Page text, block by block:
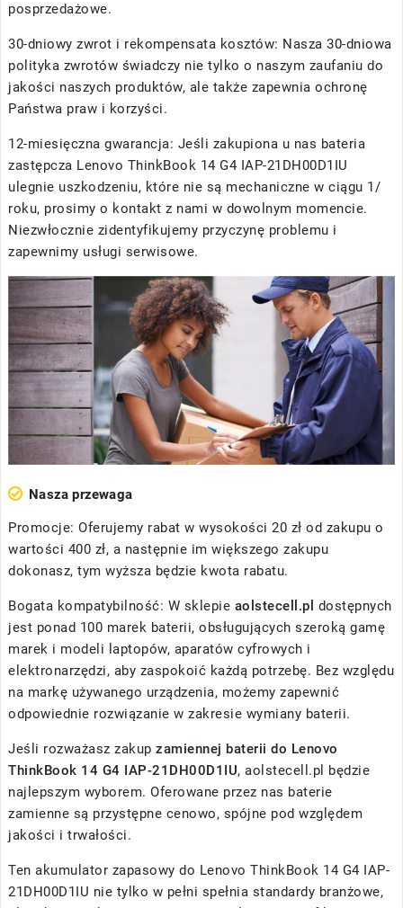
posprzedażowe.
30-dniowy zwrot i rekompensata kosztów: Nasza 30-dniowa
polityka zwrotów świadczy nie tylko o naszym zaufaniu do
jakości naszych produktów, ale także zapewnia ochronę
Państwa praw i korzyści.
12-miesięczna gwarancja: Jeśli zakupiona u nas bateria
zastępcza Lenovo ThinkBook 14 G4 IAP-21DH00D1IU
ulegnie uszkodzeniu, które nie są mechaniczne w ciągu 1/
roku, prosimy o kontakt z nami w dowolnym momencie.
Niezwłocznie zidentyfikujemy przyczynę problemu i
zapewnimy usługi serwisowe.
Nasza przewaga
Promocje: Oferujemy rabat w wysokości 20 zł od zakupu o
wartości 400 zł, a następnie im większego zakupu
dokonasz, tym wyższa będzie kwota rabatu.
Bogata kompatybilność: W sklepie aolstecell.pl dostępnych
jest ponad 100 marek baterii, obsługujących szeroką gamę
marek i modeli laptopów, aparatów cyfrowych i
elektronarzędzi, aby zaspokoić każdą potrzebę. Bez względu
na markę używanego urządzenia, możemy zapewnić
odpowiednie rozwiązanie w zakresie wymiany baterii.
Jeśli rozważasz zakup zamiennej baterii do Lenovo
ThinkBook 14 G4 IAP-21DH00D1IU, aolstecell.pl będzie
najlepszym wyborem. Oferowane przez nas baterie
zamienne są przystępne cenowo, spójne pod względem
jakości i trwałości.
Ten akumulator zapasowy do Lenovo ThinkBook 14 G4 IAP-
21DH00D1IU nie tylko w pełni spełnia standardy branżowe,